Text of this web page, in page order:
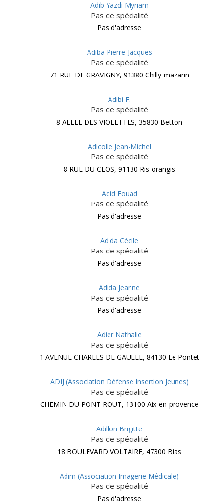
Adib Yazdi Myriam
Pas de spécialité
Pas d'adresse
Adiba Pierre-Jacques
Pas de spécialité
71 RUE DE GRAVIGNY, 91380 Chilly-mazarin
Adibi F.
Pas de spécialité
8 ALLEE DES VIOLETTES, 35830 Betton
Adicolle Jean-Michel
Pas de spécialité
8 RUE DU CLOS, 91130 Ris-orangis
Adid Fouad
Pas de spécialité
Pas d'adresse
Adida Cécile
Pas de spécialité
Pas d'adresse
Adida Jeanne
Pas de spécialité
Pas d'adresse
Adier Nathalie
Pas de spécialité
1 AVENUE CHARLES DE GAULLE, 84130 Le Pontet
ADIJ (Association Défense Insertion Jeunes)
Pas de spécialité
CHEMIN DU PONT ROUT, 13100 Aix-en-provence
Adillon Brigitte
Pas de spécialité
18 BOULEVARD VOLTAIRE, 47300 Bias
Adim (Association Imagerie Médicale)
Pas de spécialité
Pas d'adresse